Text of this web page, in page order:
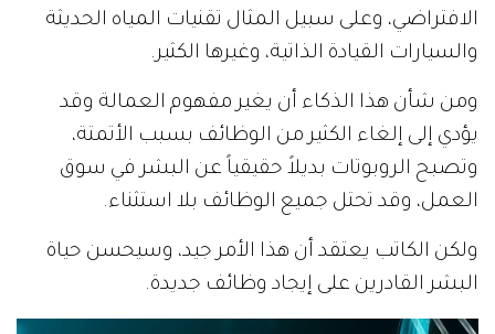
الافتراضي، وعلى سبيل المثال تقنيات المياه الحديثة
والسيارات القيادة الذاتية، وغيرها الكثير.
ومن شأن هذا الذكاء أن يغير مفهوم العمالة وقد
يؤدي إلى إلغاء الكثير من الوظائف بسبب الأتمتة،
وتصبح الروبوتات بديلاً حقيقياً عن البشر في سوق
العمل، وقد تحتل جميع الوظائف بلا استثناء.
ولكن الكاتب يعتقد أن هذا الأمر جيد، وسيحسن حياة
البشر القادرين على إيجاد وظائف جديدة.